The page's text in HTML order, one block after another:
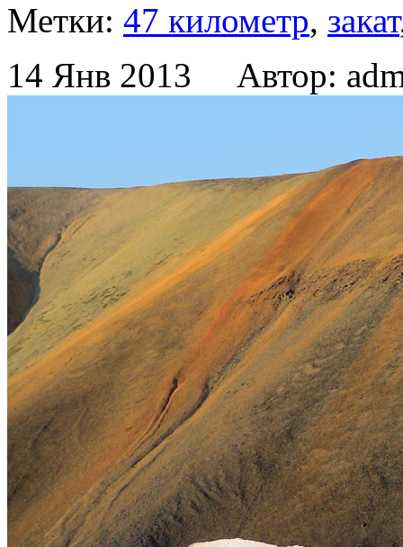
Метки: 47 километр, закат
14 Янв 2013 Автор: